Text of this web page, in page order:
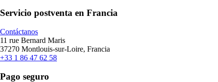
Servicio postventa en Francia
Contáctanos
11 rue Bernard Maris
37270 Montlouis-sur-Loire, Francia
+33 1 86 47 62 58
Pago seguro